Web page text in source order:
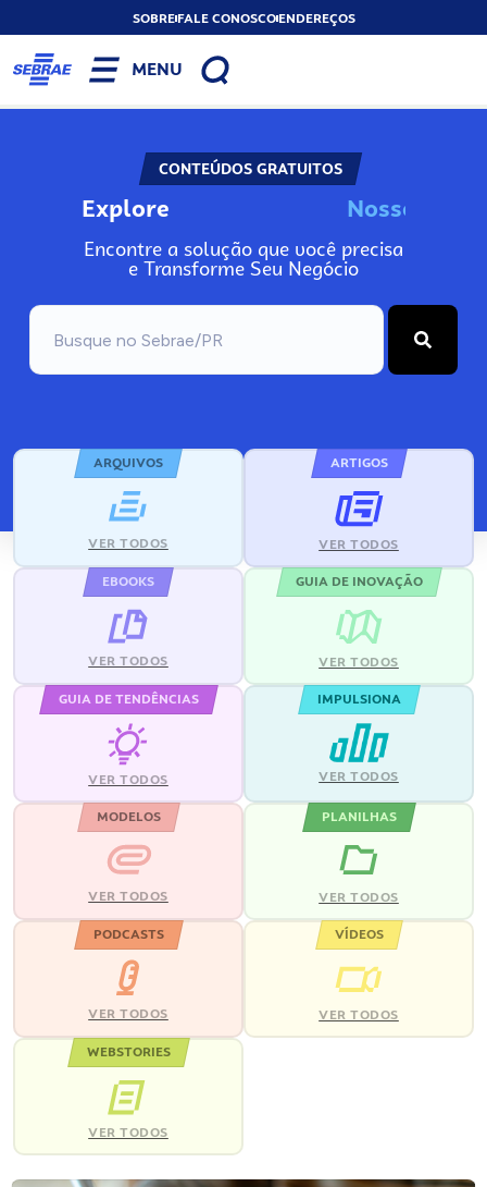
SOBREFALE CONOSCOENDEREÇOS
MENU
CONTEÚDOS GRATUITOS
Explore Nosso
Encontre a solução que você precisa
e Transforme Seu Negócio
ARQUIVOS
VER TODOS
ARTIGOS
VER TODOS
EBOOKS
VER TODOS
GUIA DE INOVAÇÃO
VER TODOS
GUIA DE TENDÊNCIAS
VER TODOS
IMPULSIONA
VER TODOS
MODELOS
VER TODOS
PLANILHAS
VER TODOS
PODCASTS
VER TODOS
VÍDEOS
VER TODOS
WEBSTORIES
VER TODOS